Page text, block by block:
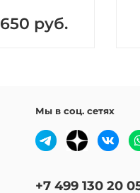
650 руб.
Мы в соц. сетях
+7 499 130 20